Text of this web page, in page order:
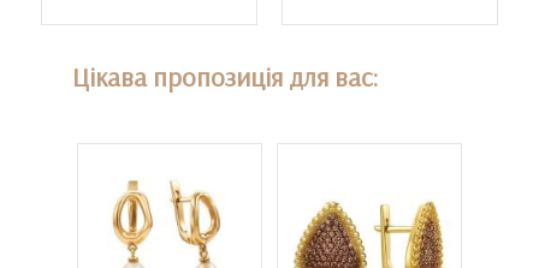
Цікава пропозиція для вас: